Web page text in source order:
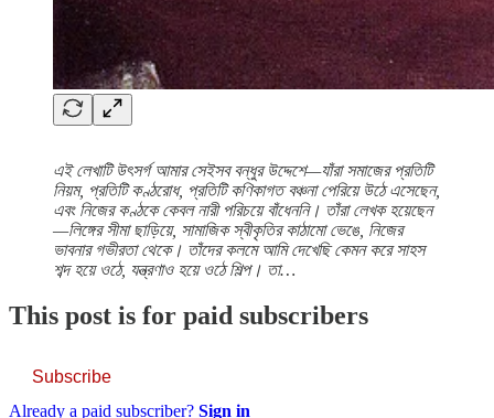
এই লেখাটি উৎসর্গ আমার সেইসব বন্ধুর উদ্দেশে—যাঁরা সমাজের প্রতিটি
নিয়ম, প্রতিটি কণ্ঠরোধ, প্রতিটি কণিকাগত বঞ্চনা পেরিয়ে উঠে এসেছেন,
এবং নিজের কণ্ঠকে কেবল নারী পরিচয়ে বাঁধেননি। তাঁরা লেখক হয়েছেন
—লিঙ্গের সীমা ছাড়িয়ে, সামাজিক স্বীকৃতির কাঠামো ভেঙে, নিজের
ভাবনার গভীরতা থেকে। তাঁদের কলমে আমি দেখেছি কেমন করে সাহস
শব্দ হয়ে ওঠে, যন্ত্রণাও হয়ে ওঠে শিল্প। তা…
This post is for paid subscribers
Subscribe
Already a paid subscriber? Sign in